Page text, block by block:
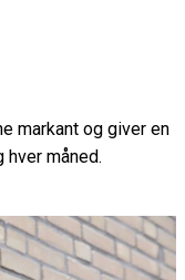
markant og giver en
måned.